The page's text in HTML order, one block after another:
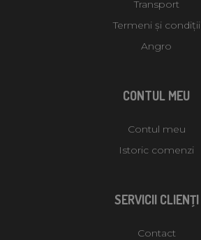
Transport
Termeni și condiții
Angro
CONTUL MEU
Contul meu
Istoric comenzi
SERVICII CLIENŢI
Contact